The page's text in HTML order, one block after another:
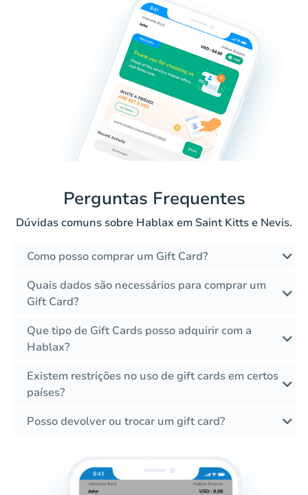
Perguntas Frequentes
Dúvidas comuns sobre Hablax em Saint Kitts e Nevis.
Como posso comprar um Gift Card?
Quais dados são necessários para comprar um
Gift Card?
Que tipo de Gift Cards posso adquirir com a
Hablax?
Existem restrições no uso de gift cards em certos
países?
Posso devolver ou trocar um gift card?